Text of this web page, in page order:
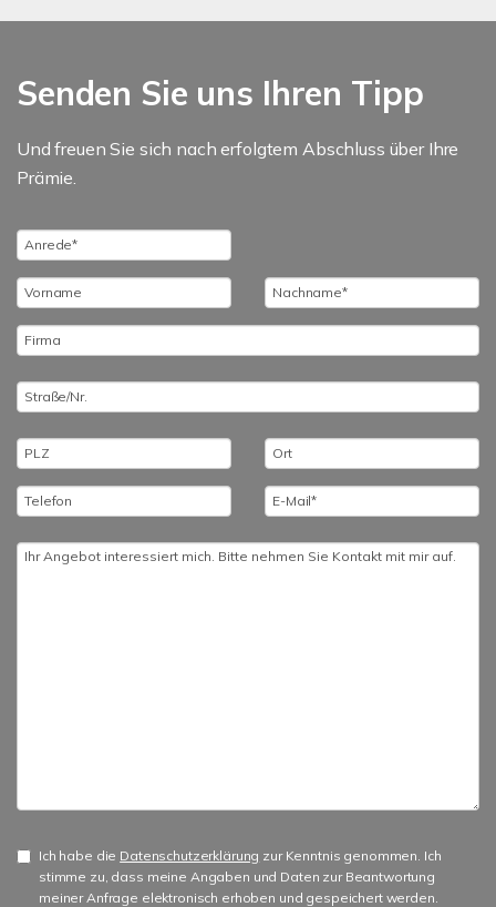
Senden Sie uns Ihren Tipp
Und freuen Sie sich nach erfolgtem Abschluss über Ihre
Prämie.
Ich habe die Datenschutzerklärung zur Kenntnis genommen. Ich
stimme zu, dass meine Angaben und Daten zur Beantwortung
meiner Anfrage elektronisch erhoben und gespeichert werden.